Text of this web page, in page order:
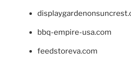
bbq-empire-usa.com
feedstoreva.com